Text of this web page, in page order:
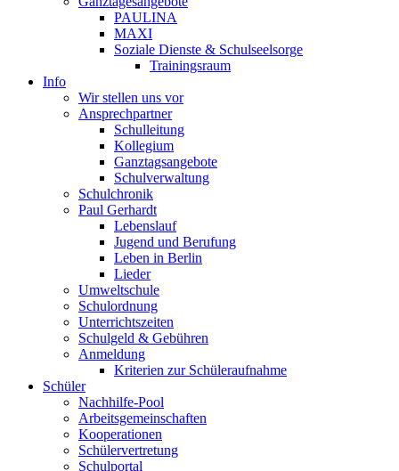
PAULINA
MAXI
Soziale Dienste & Schulseelsorge
Trainingsraum
Info
Wir stellen uns vor
Ansprechpartner
Schulleitung
Kollegium
Ganztagsangebote
Schulverwaltung
Schulchronik
Paul Gerhardt
Lebenslauf
Jugend und Berufung
Leben in Berlin
Lieder
Umweltschule
Schulordnung
Unterrichtszeiten
Schulgeld & Gebühren
Anmeldung
Kriterien zur Schüleraufnahme
Schüler
Nachhilfe-Pool
Arbeitsgemeinschaften
Kooperationen
Schülervertretung
Schulportal